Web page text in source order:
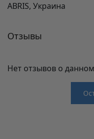
ABRIS, Украина
Отзывы
Нет отзывов о